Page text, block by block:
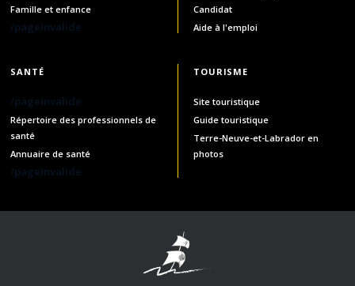
Famille et enfance
/pageInvalide
Candidat
Aide à l'emploi
SANTÉ
/pageInvalide
Répertoire des professionnels de
santé
Annuaire de santé
/pageInvalide
TOURISME
Site touristique
Guide touristique
Terre-Neuve-et-Labrador en
photos